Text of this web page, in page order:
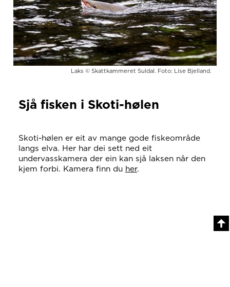
Laks © Skattkammeret Suldal. Foto: Lise Bjelland.
Sjå fisken i Skoti-hølen
Skoti-hølen er eit av mange gode fiskeområde
langs elva. Her har dei sett ned eit
undervasskamera der ein kan sjå laksen når den
kjem forbi. Kamera finn du her.